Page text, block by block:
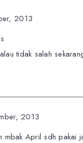
2013
tidak salah
2013
mbak April sdh pakai